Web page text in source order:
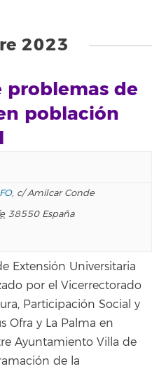
2023
problemas de
población
, c/ Amilcar Conde
38550 España
Extensión Universitaria
por el Vicerrectorado
Participación Social y
Ofra y La Palma en
Ayuntamiento Villa de
de la